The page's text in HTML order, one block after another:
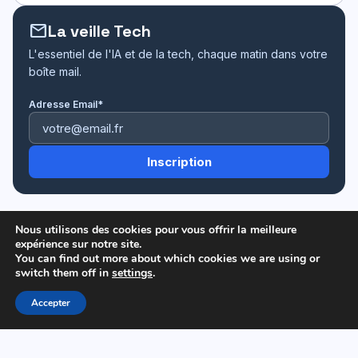
mailLa veille Tech
L'essentiel de l'IA et de la tech, chaque matin dans votre
boîte mail.
Adresse Email*
DailyDigital
© 2026 DailyDigital. Tous droits réservés.
MENTIONS LÉGALES
Nous utilisons des cookies pour vous offrir la meilleure
expérience sur notre site.
You can find out more about which cookies we are using or
switch them off in settings.
Accepter